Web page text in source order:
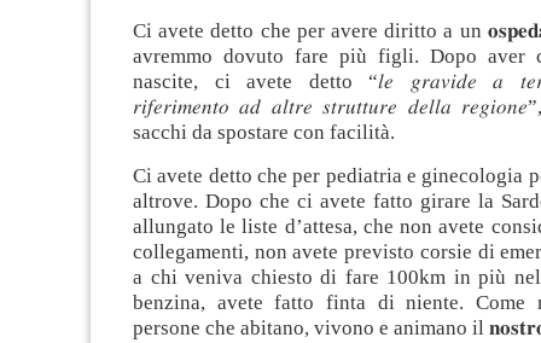
Ci avete detto che per avere diritto a un
avremmo dovuto fare più figli. Dopo aver
nascite, ci avete detto “𝑙𝑒 𝑔𝑟𝑎𝑣𝑖𝑑𝑒 𝑎
𝑟𝑖𝑓𝑒𝑟𝑖𝑚𝑒𝑛𝑡𝑜 𝑎𝑑 𝑎𝑙𝑡𝑟𝑒 𝑠𝑡𝑟𝑢𝑡𝑡𝑢𝑟𝑒 𝑑𝑒𝑙𝑙𝑎
sacchi da spostare con facilità.
Ci avete detto che per pediatria e ginecologia
altrove. Dopo che ci avete fatto girare la
allungato le liste d’attesa, che non avete
collegamenti, non avete previsto corsie di
a chi veniva chiesto di fare 100km in più
benzina, avete fatto finta di niente. Come
persone che abitano, vivono e animano il 𝐧𝐨𝐬𝐭𝐫𝐨